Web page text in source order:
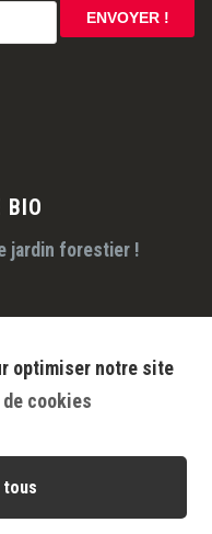
optimiser notre site
cookies
BIO
jardin forestier !